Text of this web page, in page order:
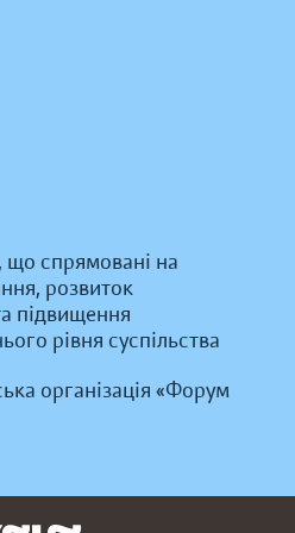
що спрямовані на
розвиток
підвищення
рівня суспільства
організація «Форум